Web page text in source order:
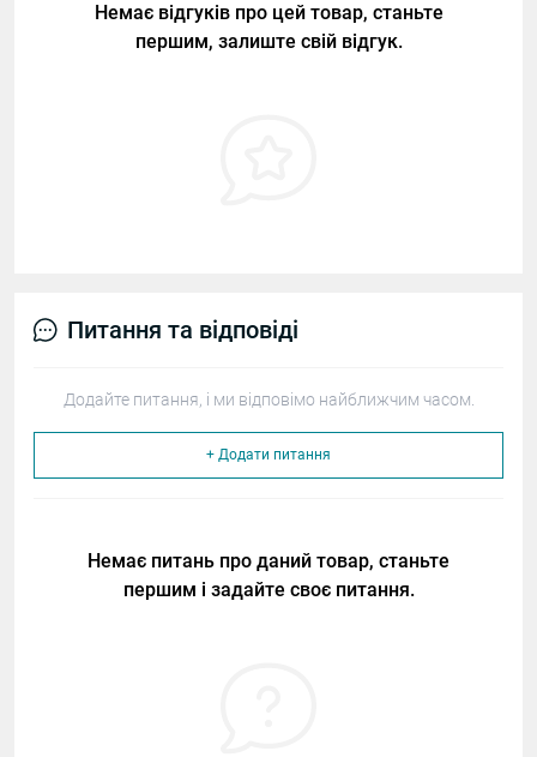
Немає відгуків про цей товар, станьте
першим, залиште свій відгук.
Питання та відповіді
Додайте питання, і ми відповімо найближчим часом.
+ Додати питання
Немає питань про даний товар, станьте
першим і задайте своє питання.